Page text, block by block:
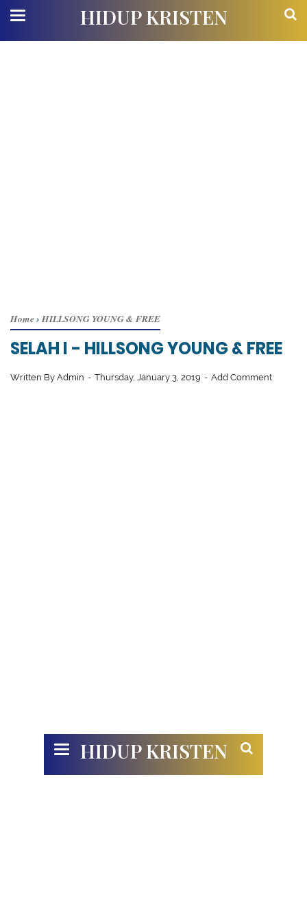
HIDUP KRISTEN
Home› HILLSONG YOUNG & FREE
SELAH I - HILLSONG YOUNG & FREE
Written By Admin Thursday, January 3, 2019 Add Comment